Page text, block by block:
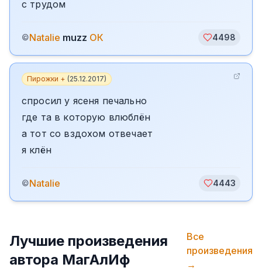
с трудом
©Natalie muzz ОК 4498
Пирожки + (25.12.2017)
спросил у ясеня печально
где та в которую влюблён
а тот со вздохом отвечает
я клён
©Natalie 4443
Лучшие произведения
автора МагАлИф
Все
произведения
→